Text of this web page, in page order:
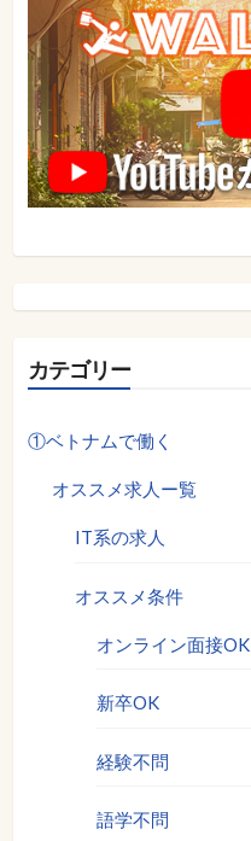
カテゴリー
①ベトナムで働く
オススメ求人ー覧
IT系の求人
オススメ条件
オンライン面接OK
新卒OK
経験不問
語学不問